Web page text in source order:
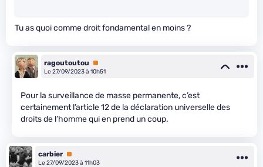
Tu as quoi comme droit fondamental en moins ?
ragoutoutou
Premium
Le 27/09/2023 à 10h51
Pour la surveillance de masse permanente, c’est
certainement l’article 12 de la déclaration universelle des
droits de l’homme qui en prend un coup.
carbier Premium
Le 27/09/2023 à 11h03